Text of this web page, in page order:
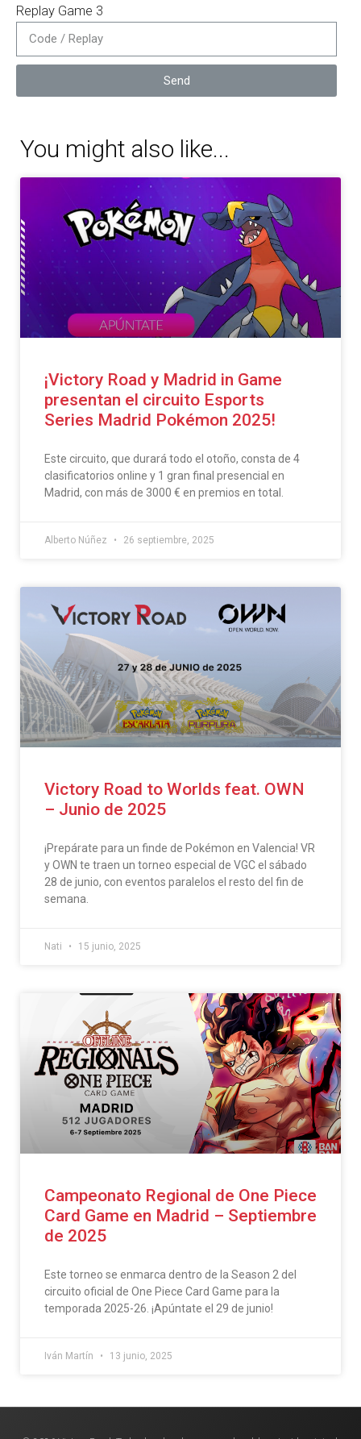
Replay Game 3
Send
You might also like...
¡Victory Road y Madrid in Game
presentan el circuito Esports
Series Madrid Pokémon 2025!
Este circuito, que durará todo el otoño, consta de 4
clasificatorios online y 1 gran final presencial en
Madrid, con más de 3000 € en premios en total.
Alberto Núñez 26 septiembre, 2025
Victory Road to Worlds feat. OWN
– Junio de 2025
¡Prepárate para un finde de Pokémon en Valencia! VR
y OWN te traen un torneo especial de VGC el sábado
28 de junio, con eventos paralelos el resto del fin de
semana.
Nati 15 junio, 2025
Campeonato Regional de One Piece
Card Game en Madrid – Septiembre
de 2025
Este torneo se enmarca dentro de la Season 2 del
circuito oficial de One Piece Card Game para la
temporada 2025-26. ¡Apúntate el 29 de junio!
Iván Martín 13 junio, 2025